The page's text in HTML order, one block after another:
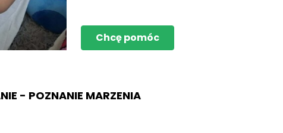
Chcę pomóc
- POZNANIE MARZENIA